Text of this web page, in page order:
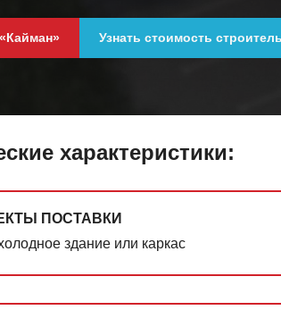
Узнать стоимость
характеристики:
ПОСТАВКИ
здание или каркас